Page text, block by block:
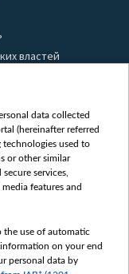
властей
data collected
(hereinafter referred
technologies used to
or other similar
services,
features and
the use of automatic
on your end
personal data by